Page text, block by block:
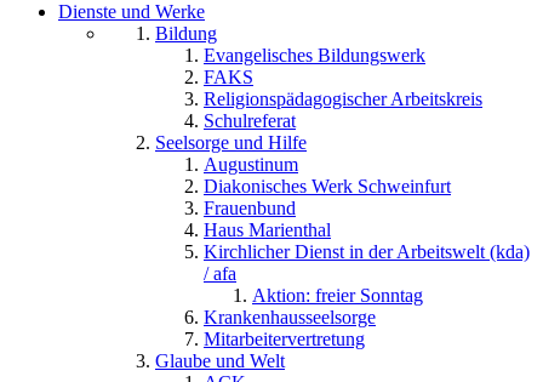
Dienste und Werke
Bildung
Evangelisches Bildungswerk
FAKS
Religionspädagogischer Arbeitskreis
Schulreferat
Seelsorge und Hilfe
Augustinum
Diakonisches Werk Schweinfurt
Frauenbund
Haus Marienthal
Kirchlicher Dienst in der Arbeitswelt (kda)
/ afa
Aktion: freier Sonntag
Krankenhausseelsorge
Mitarbeitervertretung
Glaube und Welt